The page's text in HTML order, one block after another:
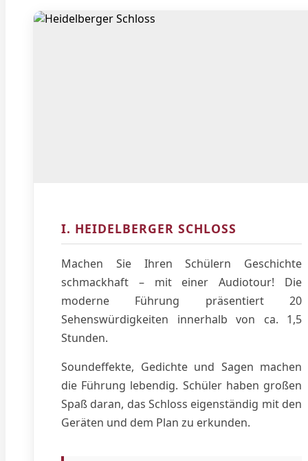
I. HEIDELBERGER SCHLOSS
Machen Sie Ihren Schülern Geschichte
schmackhaft – mit einer Audiotour! Die
moderne Führung präsentiert 20
Sehenswürdigkeiten innerhalb von ca. 1,5
Stunden.
Soundeffekte, Gedichte und Sagen machen
die Führung lebendig. Schüler haben großen
Spaß daran, das Schloss eigenständig mit den
Geräten und dem Plan zu erkunden.